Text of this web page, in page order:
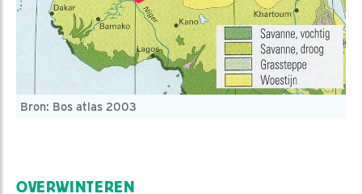
Bron: Bos atlas 2003
OVERWINTEREN